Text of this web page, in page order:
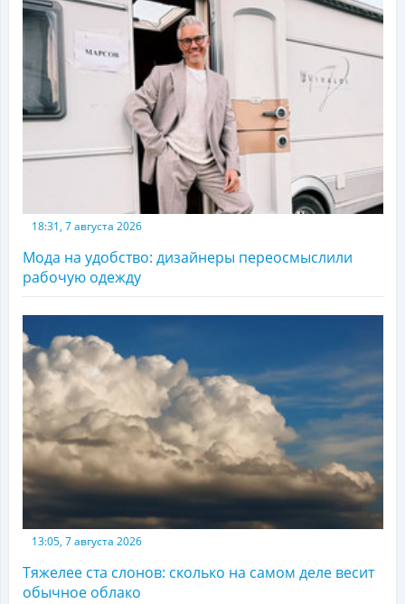
18:31, 7 августа 2026
Мода на удобство: дизайнеры переосмыслили
рабочую одежду
13:05, 7 августа 2026
Тяжелее ста слонов: сколько на самом деле весит
обычное облако